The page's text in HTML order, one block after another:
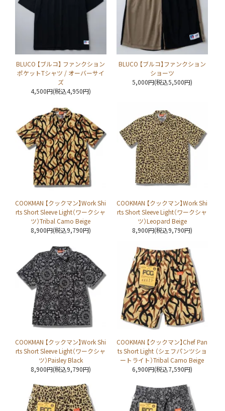
BLUCO 【ブルコ】 ファンクション
ポケットTシャツ / オーバーサイ
ズ
4,500円(税込4,950円)
BLUCO 【ブルコ】ファンクション
ショーツ
5,000円(税込5,500円)
COOKMAN 【クックマン】Work Shi
rts Short Sleeve Light（ワークシャ
ツ）Tribal Camo Beige
8,900円(税込9,790円)
COOKMAN 【クックマン】Work Shi
rts Short Sleeve Light（ワークシャ
ツ）Leopard Beige
8,900円(税込9,790円)
COOKMAN 【クックマン】Work Shi
rts Short Sleeve Light（ワークシャ
ツ）Paisley Black
8,900円(税込9,790円)
COOKMAN 【クックマン】Chef Pan
ts Short Light （シェフパンツショ
ートライト）Tribal Camo Beige
6,900円(税込7,590円)